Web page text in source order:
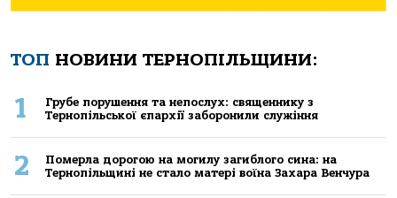
ТОП НОВИНИ ТЕРНОПІЛЬЩИНИ:
1
Грубе порушення та непослух: священнику з
Тернопільської єпархії заборонили служіння
2
Померла дорогою на могилу загиблого сина: на
Тернопільщині не стало матері воїна Захара Венчура